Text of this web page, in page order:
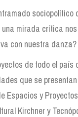
sociopolítico
mirada crítica
con nuestra danza?
de todo el país
que se
Espacios y
Kirchner y